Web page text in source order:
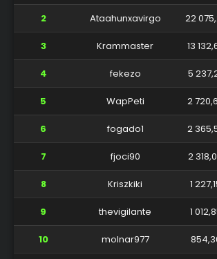
2 Ataahunxavirgo 22
3 Krammaster 13
4 fekezo 5
5 WapPeti 2
6 fogado1 2
7 fjoci90 2
8 Kriszkiki 1
9 thevigilante 1
10 molnar977